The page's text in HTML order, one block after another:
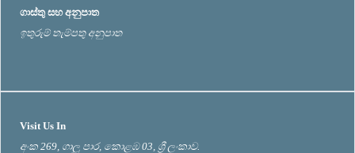
ගාස්තු සහ අනුපාත
ඉතුරුම් තැම්පතු අනුපාත
Visit Us In
අංක 269, ගාලු පාර, කොළඹ 03, ශ්‍රී ලංකාව.